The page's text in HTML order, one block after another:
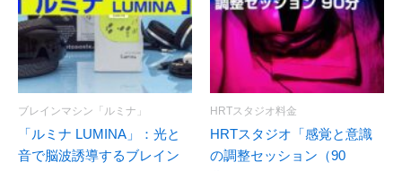
ブレインマシン「ルミナ」
「ルミナ LUMINA」：光と
音で脳波誘導するブレイン
HRTスタジオ料金
HRTスタジオ「感覚と意識
の調整セッション（90